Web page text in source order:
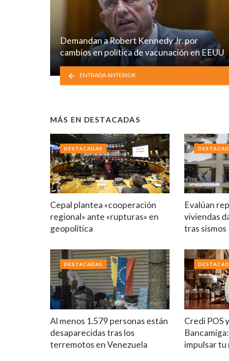
Demandan a Robert Kennedy Jr. por
cambios en política de vacunación en EEUU
ENTRADA ANTERIOR
MÁS EN DESTACADAS
Cepal plantea «cooperación
regional» ante «rupturas» en
geopolítica
DESTACADAS
Evalúan
viviendas
tras sismos
Al menos 1.579 personas están
desaparecidas tras los
terremotos en Venezuela
DESTACADAS
Credi POS
impulsar